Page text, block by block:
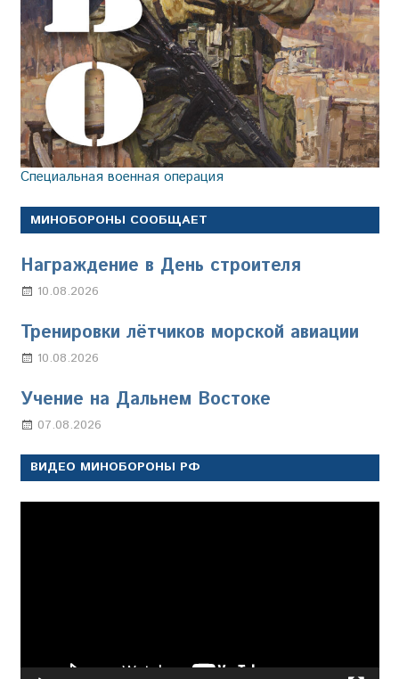
Специальная военная операция
МИНОБОРОНЫ СООБЩАЕТ
Награждение в День строителя
10.08.2026
Тренировки лётчиков морской авиации
10.08.2026
Учение на Дальнем Востоке
07.08.2026
ВИДЕО МИНОБОРОНЫ РФ